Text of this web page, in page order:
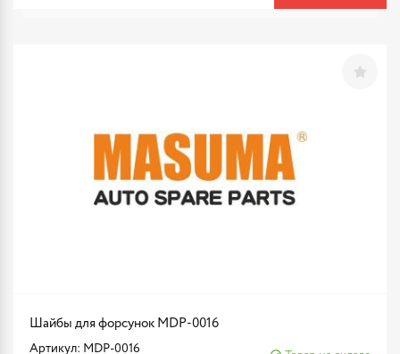
Шайбы для форсунок MDP-0016
Артикул: MDP-0016